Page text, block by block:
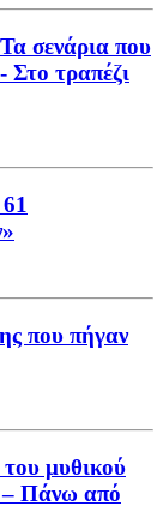
σενάρια που
Στο τραπέζι
που πήγαν
μυθικού
– Πάνω από